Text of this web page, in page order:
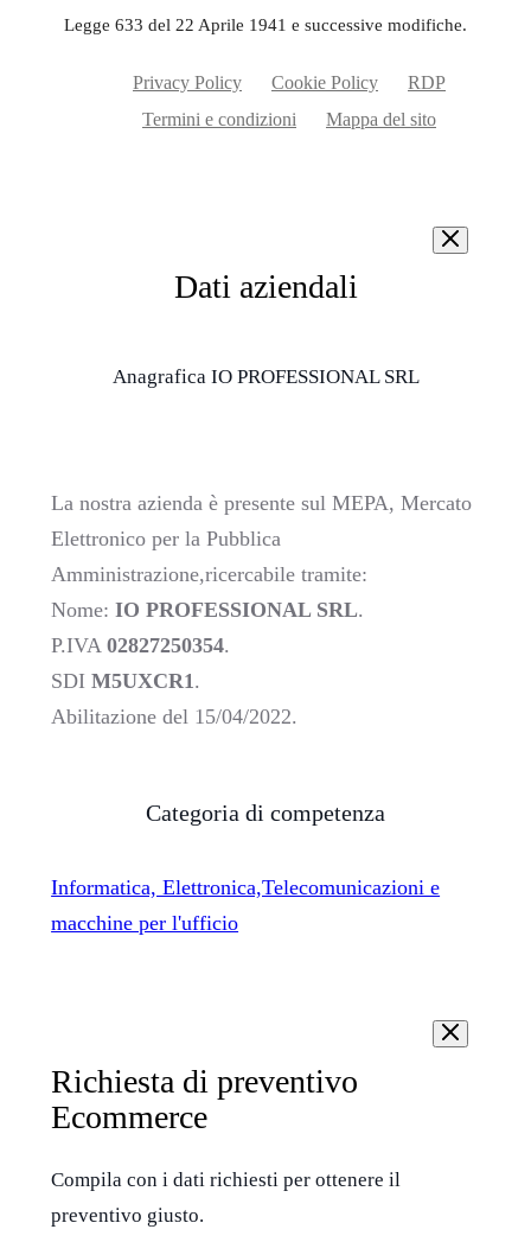
Legge 633 del 22 Aprile 1941 e successive modifiche.
Privacy Policy Cookie Policy
RDP
Termini e condizioni
Mappa del sito
Dati aziendali
Anagrafica IO PROFESSIONAL SRL
La nostra azienda è presente sul MEPA, Mercato
Elettronico per la Pubblica
Amministrazione,ricercabile tramite:
Nome:IO PROFESSIONAL SRL.
P.IVA02827250354.
SDIM5UXCR1 .
Abilitazione del 15/04/2022.
Categoria di competenza
Informatica, Elettronica,Telecomunicazioni e
macchine per l'ufficio
Richiesta di preventivo
Ecommerce
Compila con i dati richiesti per ottenere il
preventivo giusto.